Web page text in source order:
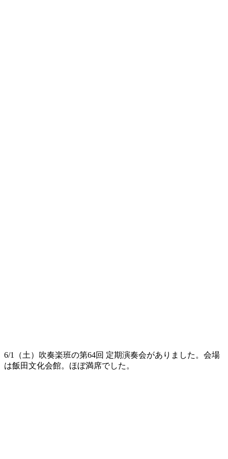
6/1（土）吹奏楽班の第64回 定期演奏会がありました。会場
は飯田文化会館。ほぼ満席でした。